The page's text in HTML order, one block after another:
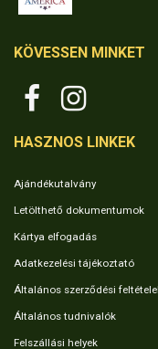
KÖVESSEN MINKET
HASZNOS LINKEK
Ajándékutalvány
Letölthető dokumentumok
Kártya elfogadás
Adatkezelési tájékoztató
Általános szerződési
Általános tudnivalók
Felszállási helyek